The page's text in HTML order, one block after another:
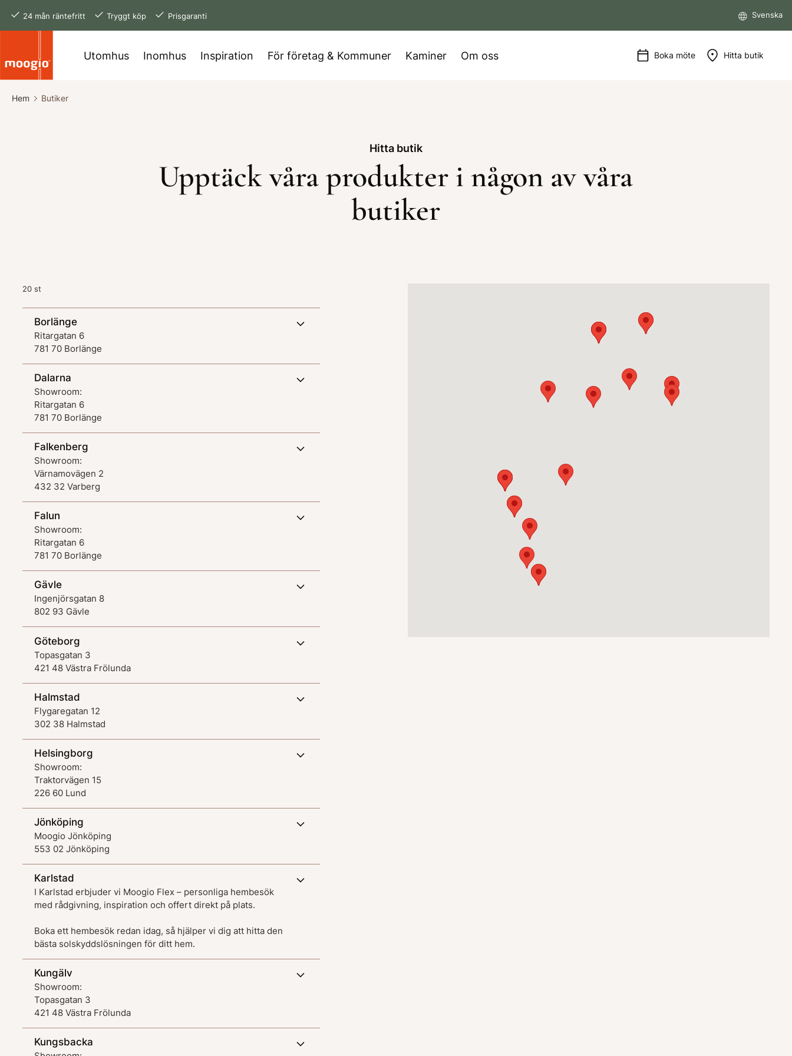
Utomhus Inomhus Inspiration För företag & Kommuner Kaminer Om oss Boka möte Hitta butik
24 mån räntefritt Tryggt köp Prisgaranti Svenska
Hem Butiker
Hitta butik
Upptäck våra produkter i någon av våra
butiker
20 st
Borlänge
Ritargatan 6
781 70 Borlänge
Dalarna
Showroom:
Ritargatan 6
781 70 Borlänge
Falkenberg
Showroom:
Värnamovägen 2
432 32 Varberg
Falun
Showroom:
Ritargatan 6
781 70 Borlänge
Gävle
Ingenjörsgatan 8
802 93 Gävle
Göteborg
Topasgatan 3
421 48 Västra Frölunda
Halmstad
Flygaregatan 12
302 38 Halmstad
Helsingborg
Showroom:
Traktorvägen 15
226 60 Lund
Jönköping
Moogio Jönköping
553 02 Jönköping
Karlstad
I Karlstad erbjuder vi Moogio Flex – personliga hembesök
med rådgivning, inspiration och offert direkt på plats.
Boka ett hembesök redan idag, så hjälper vi dig att hitta den
bästa solskyddslösningen för ditt hem.
Kungälv
Showroom:
Topasgatan 3
421 48 Västra Frölunda
Kungsbacka